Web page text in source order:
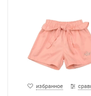
избранное